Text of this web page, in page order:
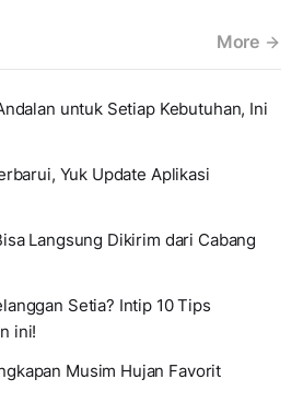
More
untuk Setiap Kebutuhan, Ini
Yuk Update Aplikasi
Langsung Dikirim dari Cabang
Setia? Intip 10 Tips
ini!
Musim Hujan Favorit